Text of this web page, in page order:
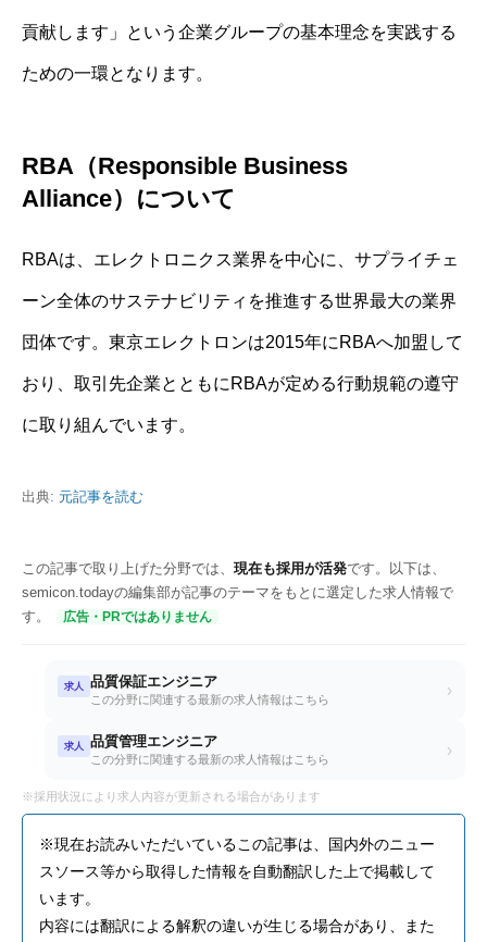
貢献します」という企業グループの基本理念を実践する
ための一環となります。
RBA（Responsible Business
Alliance）について
RBAは、エレクトロニクス業界を中心に、サプライチェ
ーン全体のサステナビリティを推進する世界最大の業界
団体です。東京エレクトロンは2015年にRBAへ加盟して
おり、取引先企業とともにRBAが定める行動規範の遵守
に取り組んでいます。
出典: 元記事を読む
この記事で取り上げた分野では、 現在も採用が活発です。以下は、
semicon.todayの編集部が記事のテーマをもとに選定した求人情報で
す。
広告・PRではありません
求人 品質保証エンジニア
この分野に関連する最新の求人情報はこちら ›
求人 品質管理エンジニア
この分野に関連する最新の求人情報はこちら ›
※採用状況により求人内容が更新される場合があります
※現在お読みいただいているこの記事は、国内外のニュー
スソース等から取得した情報を自動翻訳した上で掲載して
います。
内容には翻訳による解釈の違いが生じる場合があり、また